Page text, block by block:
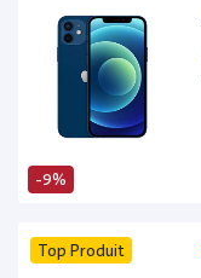
-9%
Top Produit